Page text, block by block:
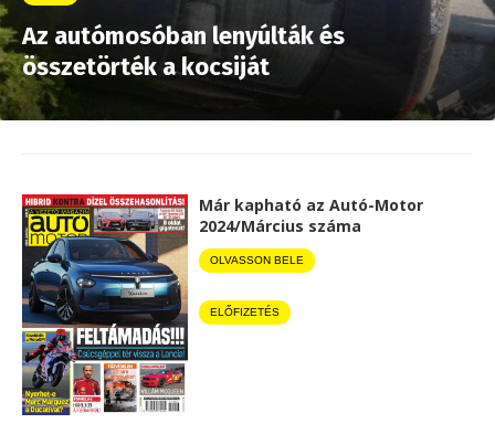
Az autómosóban lenyúlták és
összetörték a kocsiját
Már kapható az Autó-Motor
2024/Március száma
OLVASSON BELE
ELŐFIZETÉS